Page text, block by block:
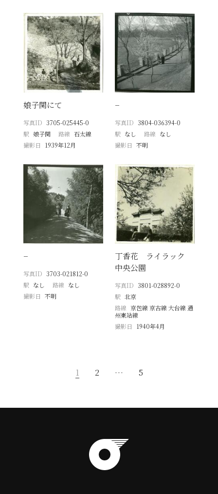
娘子関にて
写真ID 3705-025445-0
駅 娘子関 路線 石太線
撮影日
1939年12月
−
写真ID 3804-036394-0
駅 なし 路線 なし
撮影日 不明
−
写真ID 3703-021812-0
駅 なし 路線 なし
撮影日
不明
丁香花 ライラック
中央公園
写真ID 3801-028892-0
駅 北京
路線 京包線 京古線 大台線 通
州東站線
撮影日
1940年4月
1 2 … 5